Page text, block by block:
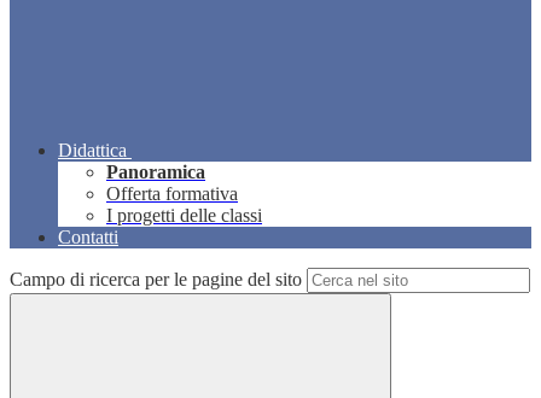
Didattica
Panoramica
Offerta formativa
I progetti delle classi
Contatti
Campo di ricerca per le pagine del sito